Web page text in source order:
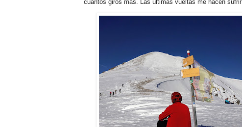
cuantos giros más. Las últimas vueltas me hacen